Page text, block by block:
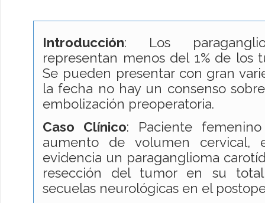
Introducción: Los
representan menos del 1% de los
Se pueden presentar con gran
la fecha no hay un consenso
embolización preoperatoria.
Caso Clínico: Paciente
aumento de volumen cervical,
evidencia un paraganglioma
resección del tumor en su
secuelas neurológicas en el